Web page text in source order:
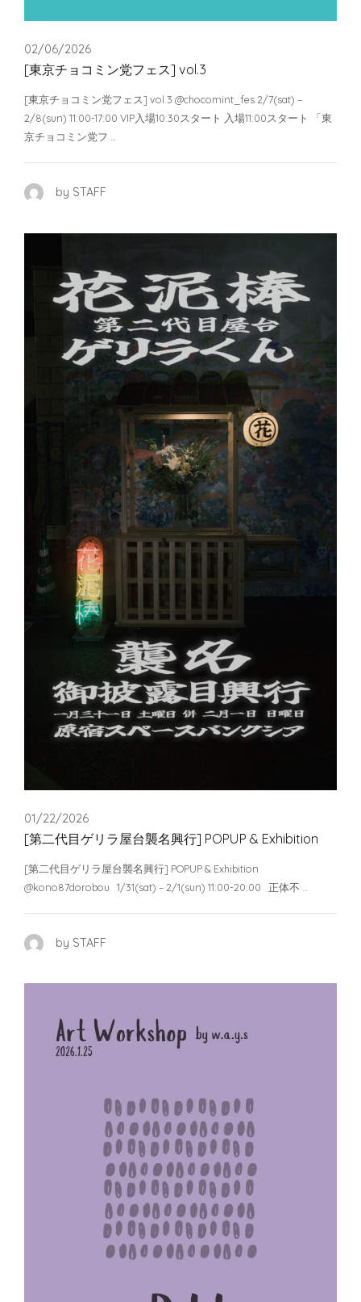
02/06/2026
[東京チョコミン党フェス] vol.3
[東京チョコミン党フェス] vol.3 @chocomint_fes 2/7(sat) –
2/8(sun) 11:00-17:00 VIP入場10:30スタート 入場11:00スタート 「東
京チョコミン党フ …
by STAFF
01/22/2026
[第二代目ゲリラ屋台襲名興行] POPUP & Exhibition
[第二代目ゲリラ屋台襲名興行] POPUP & Exhibition
@kono87dorobou 1/31(sat) – 2/1(sun) 11:00-20:00 正体不 …
by STAFF